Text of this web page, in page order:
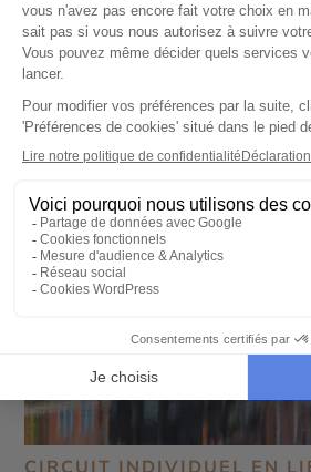
CIRCUIT INDIVIDUEL EN